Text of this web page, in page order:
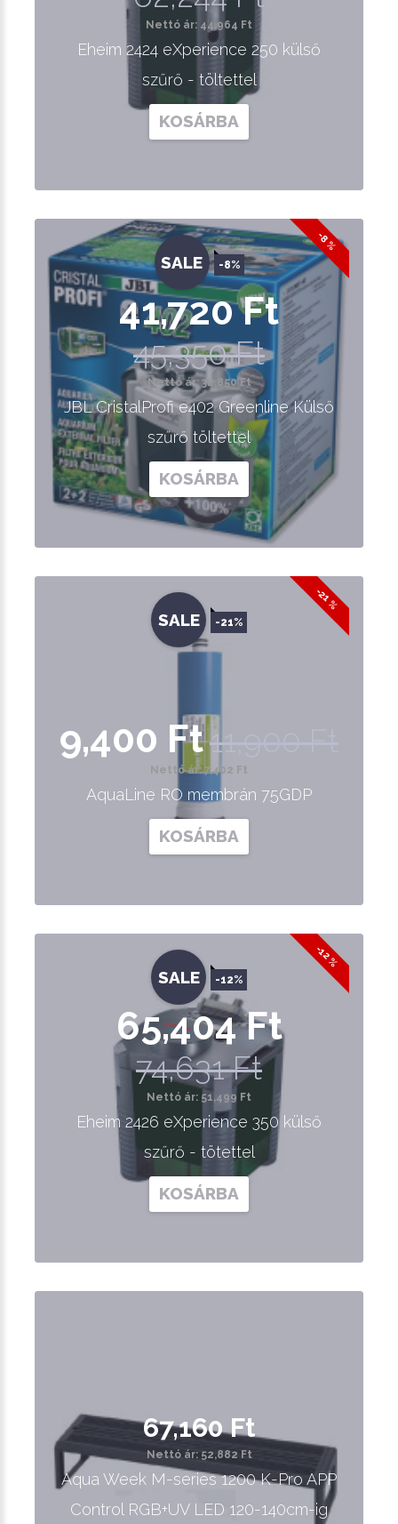
Nettó ár: 44,964 Ft
Eheim 2424 eXperience 250 külső
szűrő - töltettel
KOSÁRBA
-8 %
SALE -8%
41,720 Ft
45,350 Ft
Nettó ár: 32,850 Ft
JBL CristalProfi e402 Greenline Külső
szűrő töltettel
KOSÁRBA
-21 %
SALE -21%
9,400 Ft11,900 Ft
Nettó ár: 7,402 Ft
AquaLine RO membrán 75GDP
KOSÁRBA
-12 %
SALE -12%
65,404 Ft
74,631 Ft
Nettó ár: 51,499 Ft
Eheim 2426 eXperience 350 külső
szűrő - tötettel
KOSÁRBA
67,160 Ft
Nettó ár: 52,882 Ft
Aqua Week M-series 1200 K-Pro APP
Control RGB+UV LED 120-140cm-ig